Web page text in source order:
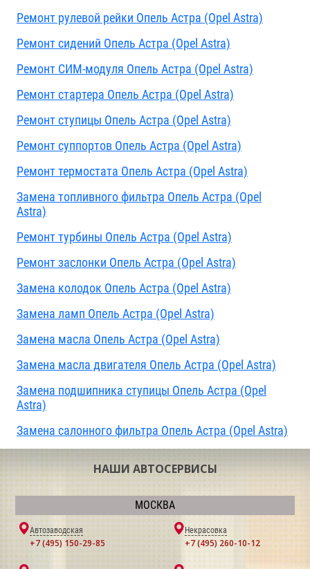
Ремонт рулевой рейки Опель Астра (Opel Astra)
Ремонт сидений Опель Астра (Opel Astra)
Ремонт СИМ-модуля Опель Астра (Opel Astra)
Ремонт стартера Опель Астра (Opel Astra)
Ремонт ступицы Опель Астра (Opel Astra)
Ремонт суппортов Опель Астра (Opel Astra)
Ремонт термостата Опель Астра (Opel Astra)
Замена топливного фильтра Опель Астра (Opel
Astra)
Ремонт турбины Опель Астра (Opel Astra)
Ремонт заслонки Опель Астра (Opel Astra)
Замена колодок Опель Астра (Opel Astra)
Замена ламп Опель Астра (Opel Astra)
Замена масла Опель Астра (Opel Astra)
Замена масла двигателя Опель Астра (Opel Astra)
Замена подшипника ступицы Опель Астра (Opel
Astra)
Замена салонного фильтра Опель Астра (Opel Astra)
НАШИ АВТОСЕРВИСЫ
МОСКВА
Автозаводская
+7 (495) 150-29-85
Некрасовка
+7 (495) 260-10-12